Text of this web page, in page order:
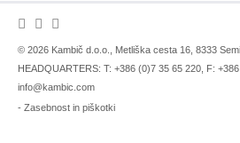
© 2026 Kambič d.o.o., Metliška cesta 16, 8333
HEADQUARTERS: T: +386 (0)7 35 65 220, F:
info@kambic.com
- Zasebnost in piškotki